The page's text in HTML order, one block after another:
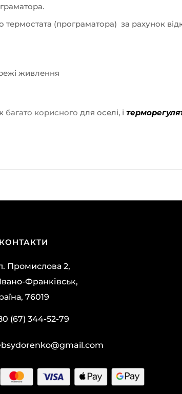
(програматора) за рахунок
живлення
багато корисного для оселі, і
Промислова 2,
Франківськ,
76019
(67) 344-52-79